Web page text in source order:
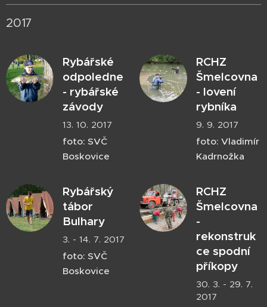
2017
Rybářské
odpoledne
- rybářské
závody
13. 10. 2017
foto: SVČ
Boskovice
RCHZ
Šmelcovna
- lovení
rybníka
9. 9. 2017
foto: Vladimír
Kadrnožka
Rybářský
tábor
Bulhary
3. - 14. 7. 2017
foto: SVČ
Boskovice
RCHZ
Šmelcovna
-
rekonstruk
ce spodní
příkopy
30. 3. - 29. 7.
2017